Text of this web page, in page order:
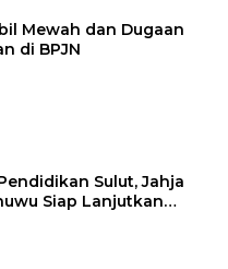
Mewah dan Dugaan
di BPJN
Sulut, Jahja
Siap Lanjutkan